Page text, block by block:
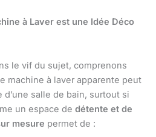
à Laver est une Idée Déco
le vif du sujet, comprenons
machine à laver apparente peut
salle de bain, surtout si
un espace de détente et de
mesure permet de :